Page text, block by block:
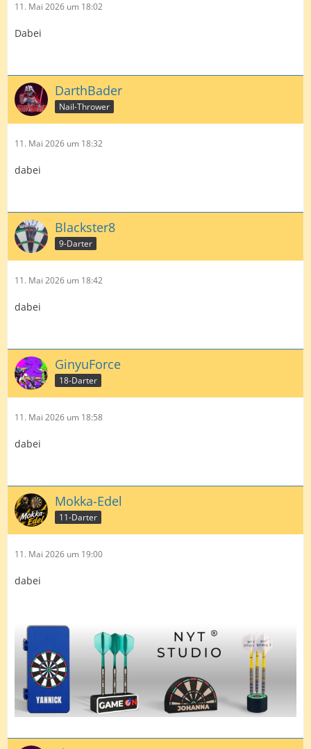
11. Mai 2026 um 18:02
Dabei
DarthBader
Nail-Thrower
11. Mai 2026 um 18:32
dabei
Blackster8
9-Darter
11. Mai 2026 um 18:42
dabei
GinyuForce
18-Darter
11. Mai 2026 um 18:58
dabei
Mokka-Edel
11-Darter
11. Mai 2026 um 19:00
dabei